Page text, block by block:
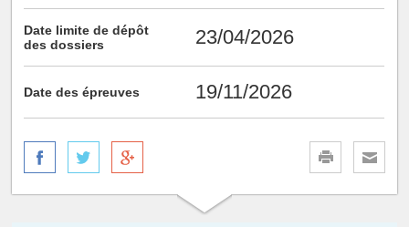
Date limite de dépôt
des dossiers
23/04/2026
Date des épreuves 19/11/2026